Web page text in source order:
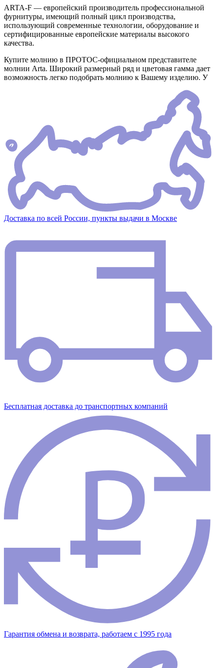
ARTA-F — европейский производитель профессиональной
фурнитуры, имеющий полный цикл производства,
использующий современные технологии, оборудование и
сертифицированные европейские материалы высокого
качества.
Купите молнию в ПРОТОС-официальном представителе
молнии Arta. Широкий размерный ряд и цветовая гамма дает
возможность легко подобрать молнию к Вашему изделию. У
Доставка по всей России, пункты выдачи в Москве
Бесплатная доставка до транспортных компаний
Гарантия обмена и возврата, работаем с 1995 года